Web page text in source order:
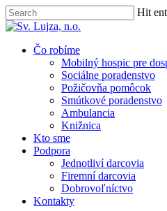
Skip
to
content
Hit
Close
Menu
Čo robíme
Mobilný hospic pre
Sociálne poradenstvo
Požičovňa pomôcok
Smútkové poradenstvo
Ambulancia
Knižnica
Kto sme
Podpora
Jednotliví darcovia
Firemní darcovia
Dobrovoľníctvo
Kontakty